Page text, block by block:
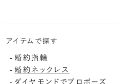
アイテムで探す
-婚約指輪
-婚約ネックレス
-ダイヤモンドでプロポーズ